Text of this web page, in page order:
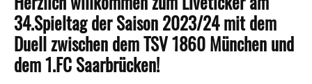
34.Spieltag der Saison 2023/24 mit dem
Duell zwischen dem TSV 1860 München und
dem 1.FC Saarbrücken!